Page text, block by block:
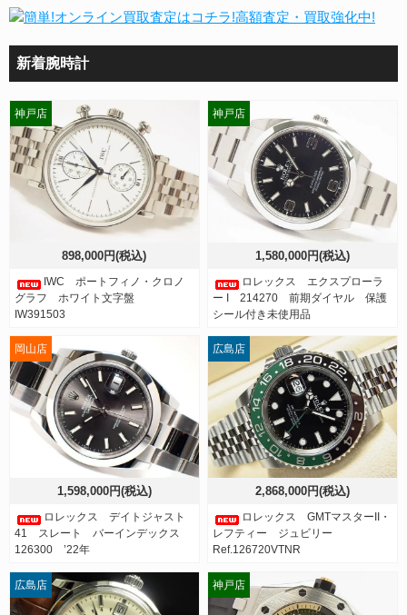
新着腕時計
898,000円(税込)
IWC ポートフィノ・クロノ
グラフ ホワイト文字盤
IW391503
神戸店
1,580,000円(税込)
ロレックス エクスプローラ
ー I 214270 前期ダイヤル 保護
シール付き未使用品
神戸店
1,598,000円(税込)
ロレックス デイトジャスト
41 スレート バーインデックス
126300 ’22年
岡山店
2,868,000円(税込)
ロレックス GMTマスターII・
レフティー ジュビリー
Ref.126720VTNR
広島店
広島店 神戸店